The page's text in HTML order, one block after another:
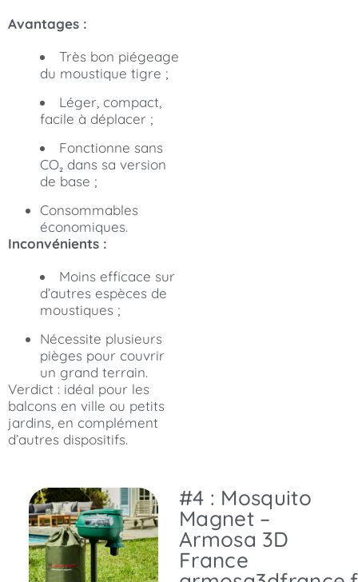
Avantages :
Très bon piégeage
du moustique tigre ;
Léger, compact,
facile à déplacer ;
Fonctionne sans
CO₂ dans sa version
de base ;
Consommables
économiques.
Inconvénients :
Moins efficace sur
d’autres espèces de
moustiques ;
Nécessite plusieurs
pièges pour couvrir
un grand terrain.
Verdict : idéal pour les
balcons en ville ou petits
jardins, en complément
d’autres dispositifs.
#4 : Mosquito
Magnet –
Armosa 3D
France